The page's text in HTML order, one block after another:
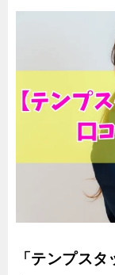
「テンプス